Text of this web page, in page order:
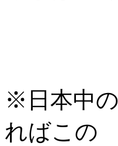
※日本中
ればこの